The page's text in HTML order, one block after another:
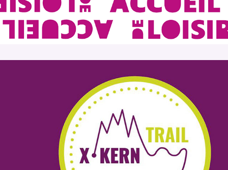
Trail des gorges de la Daronne